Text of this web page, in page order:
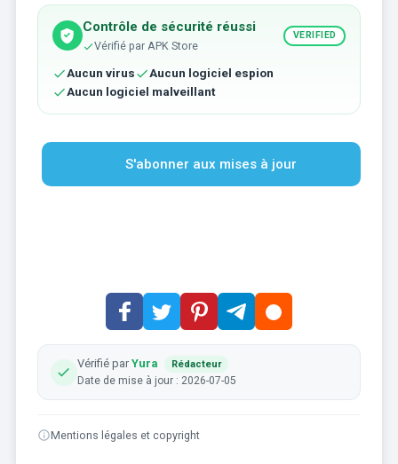
Contrôle de sécurité réussi
Vérifié par APK Store
VERIFIED
Aucun virus
Aucun logiciel espion
Aucun logiciel malveillant
S'abonner aux mises à jour
Vérifié parYura Rédacteur
Date de mise à jour : 2026-07-05
Mentions légales et copyright